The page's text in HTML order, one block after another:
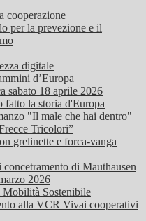
cooperazione
per la prevezione e il
digitale
d’Europa
sabato 18 aprile 2026
fatto la storia d'Europa
"Il male che hai dentro"
Tricolori”
grelinette e forca-vanga
di Mauthausen
2026
Mobilità Sostenibile
alla VCR Vivai cooperativi